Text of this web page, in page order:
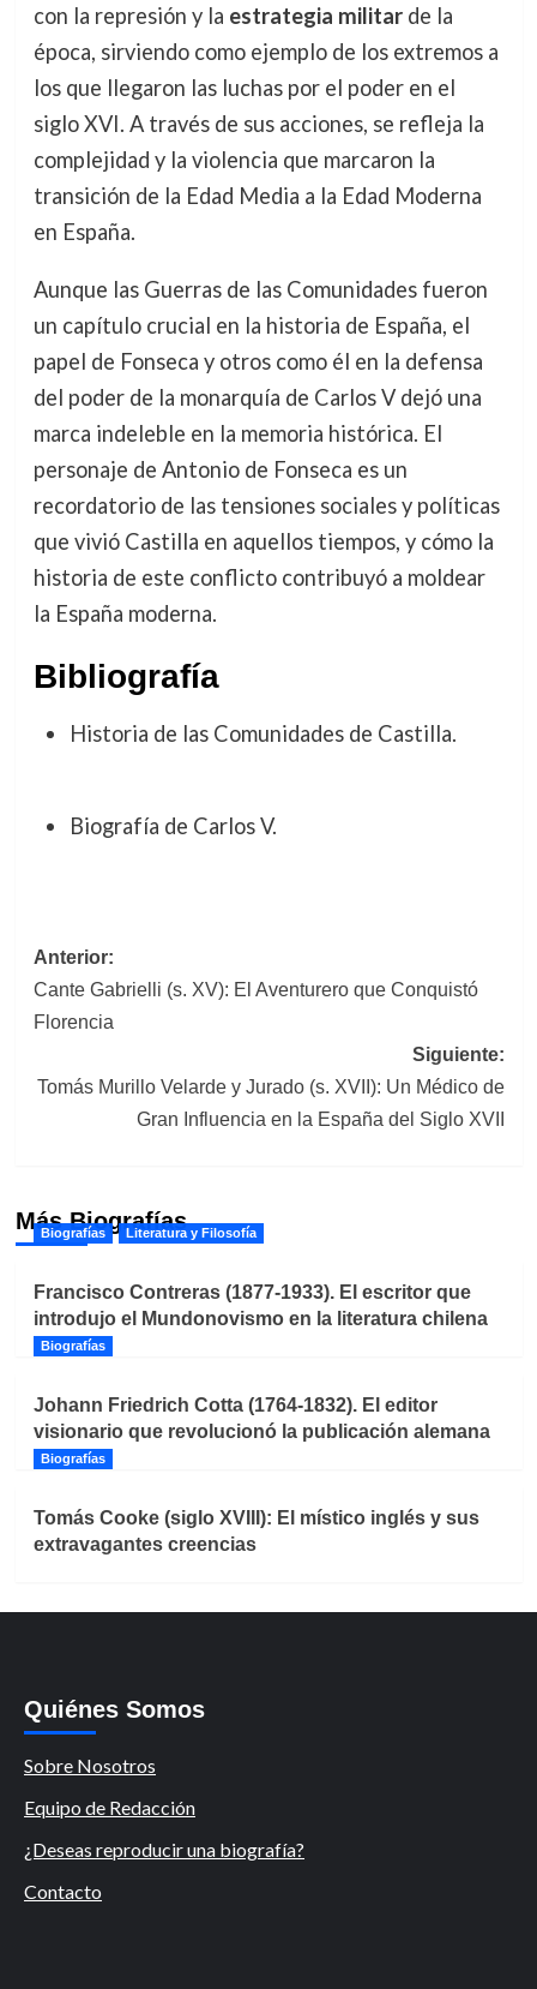
con la represión y la estrategia militarde la
época, sirviendo como ejemplo de los extremos a
los que llegaron las luchas por el poder en el
siglo XVI. A través de sus acciones, se refleja la
complejidad y la violencia que marcaron la
transición de la Edad Media a la Edad Moderna
en España.
Aunque las Guerras de las Comunidades fueron
un capítulo crucial en la historia de España, el
papel de Fonseca y otros como él en la defensa
del poder de la monarquía de Carlos V dejó una
marca indeleble en la memoria histórica. El
personaje de Antonio de Fonseca es un
recordatorio de las tensiones sociales y políticas
que vivió Castilla en aquellos tiempos, y cómo la
historia de este conflicto contribuyó a moldear
la España moderna.
Bibliografía
Historia de las Comunidades de Castilla.
Biografía de Carlos V.
Navegación
de
Anterior:
Cante Gabrielli (s. XV): El Aventurero que Conquistó
Florencia
Siguiente:
Tomás Murillo Velarde y Jurado (s. XVII): Un Médico de
Gran Influencia en la España del Siglo XVII
Más Biografías
Biografías Literatura y Filosofía
Francisco Contreras (1877-1933). El escritor que
introdujo el Mundonovismo en la literatura chilena
Biografías
Johann Friedrich Cotta (1764-1832). El editor
visionario que revolucionó la publicación alemana
Biografías
Tomás Cooke (siglo XVIII): El místico inglés y sus
extravagantes creencias
Quiénes Somos
Sobre Nosotros
Equipo de Redacción
¿Deseas reproducir una biografía?
Contacto